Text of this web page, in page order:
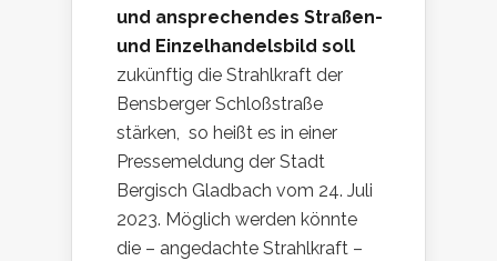
und ansprechendes Straßen-
und Einzelhandelsbild soll
zukünftig die Strahlkraft der
Bensberger Schloßstraße
stärken, so heißt es in einer
Pressemeldung der Stadt
Bergisch Gladbach vom 24. Juli
2023. Möglich werden könnte
die – angedachte Strahlkraft –